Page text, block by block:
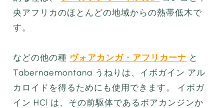
央アフリカのほとんどの地域からの熱帯低木で
す。
などの他の種 ヴォアカンガ・アフリカーナ と
Tabernaemontana うねりは、イボガイン アル
カロイドを得るためにも使用できます。 イボガ
イン HCl は、その前駆体であるボアカンジンか